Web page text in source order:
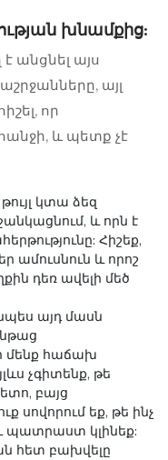
խնամքից:
անցնել այս
այլ
որ
և պետք չէ
թույլ կտա ձեզ
և որն է
Հիշեք,
ամուսնուն և որոշ
դեռ ավելի մեծ
այդ մասն
մենք հաճախ
չգիտենք, թե
բայց
սովորում եք, թե ինչ
պատրաստ կլինեք:
հետ բախվելը